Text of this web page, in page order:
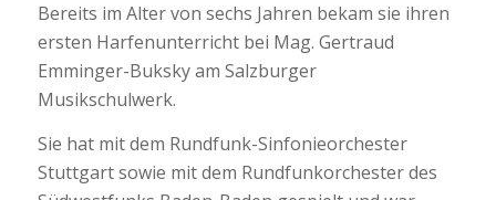
Bereits im Alter von sechs Jahren bekam sie ihren
ersten Harfenunterricht bei Mag. Gertraud
Emminger-Buksky am Salzburger
Musikschulwerk.
Sie hat mit dem Rundfunk-Sinfonieorchester
Stuttgart sowie mit dem Rundfunkorchester des